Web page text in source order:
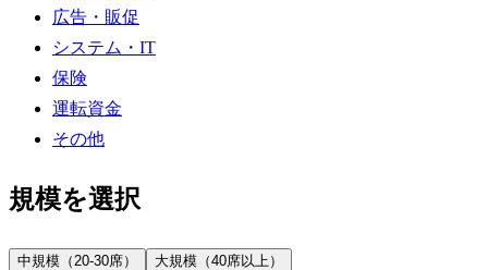
広告・販促
システム・IT
保険
運転資金
その他
規模を選択
中規模（20-30席） 大規模（40席以上）